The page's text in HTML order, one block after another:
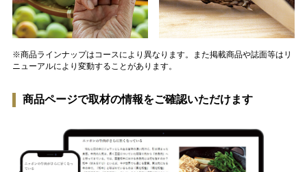
※商品ラインナップはコースにより異なります。また掲載商品や誌面等はリ
ニューアルにより変動することがあります。
商品ページで取材の情報をご確認いただけます